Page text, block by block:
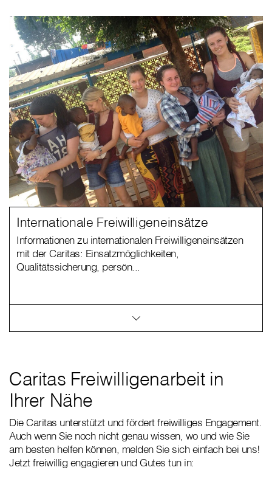
Internationale Freiwilligeneinsätze
Informationen zu internationalen Freiwilligeneinsätzen
mit der Caritas: Einsatzmöglichkeiten,
Qualitätssicherung, persön...
Caritas Freiwilligenarbeit in
Ihrer Nähe
Die Caritas unterstützt und fördert freiwilliges Engagement.
Auch wenn Sie noch nicht genau wissen, wo und wie Sie
am besten helfen können, melden Sie sich einfach bei uns!
Jetzt freiwillig engagieren und Gutes tun in: